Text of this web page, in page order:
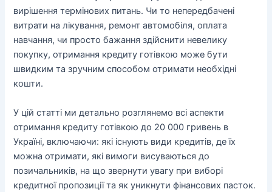
вирішення термінових питань. Чи то непередбачені
витрати на лікування, ремонт автомобіля, оплата
навчання, чи просто бажання здійснити невелику
покупку, отримання кредиту готівкою може бути
швидким та зручним способом отримати необхідні
кошти.
У цій статті ми детально розглянемо всі аспекти
отримання кредиту готівкою до 20 000 гривень в
Україні, включаючи: які існують види кредитів, де їх
можна отримати, які вимоги висуваються до
позичальників, на що звернути увагу при виборі
кредитної пропозиції та як уникнути фінансових пасток.